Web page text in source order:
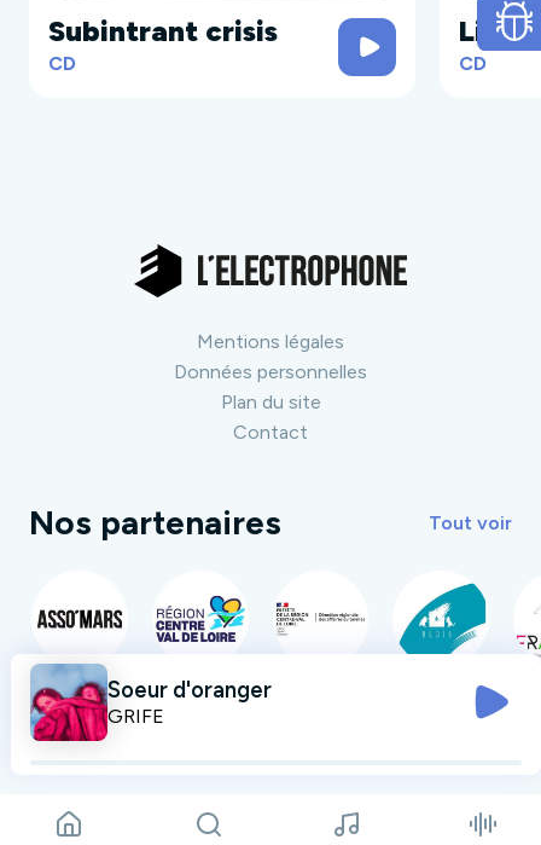
Subintrant crisis
CD
Lies
CD
Mentions légales
Données personnelles
Plan du site
Contact
Nos partenaires Tout voir
Soeur d'oranger
GRIFE